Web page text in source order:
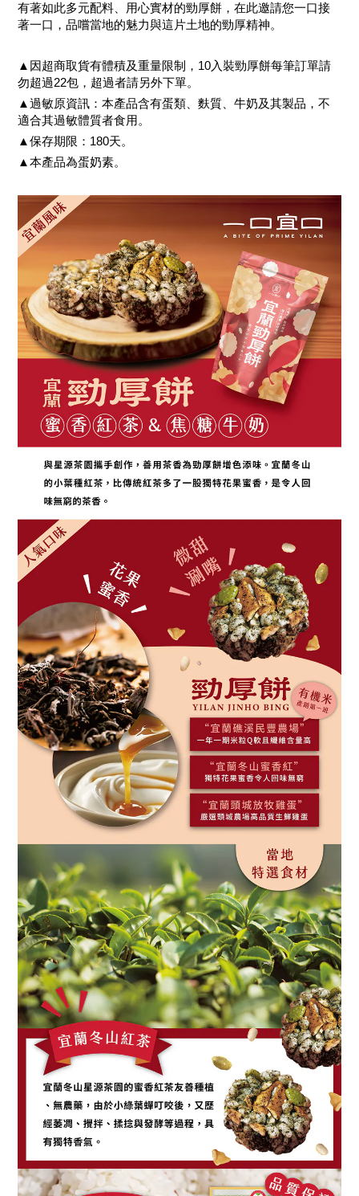
有著如此多元配料、用心實材的勁厚餅，在此邀請您一口接
著一口，品嚐當地的魅力與這片土地的勁厚精神。
▲因超商取貨有體積及重量限制，10入裝勁厚餅每筆訂單請
勿超過22包，超過者請另外下單。
▲過敏原資訊：本產品含有蛋類、麩質、牛奶及其製品，不
適合其過敏體質者食用。
▲保存期限：180天。
▲本產品為蛋奶素。